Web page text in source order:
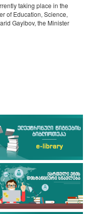
taking place in the
of Education, Science,
Gayibov, the Minister